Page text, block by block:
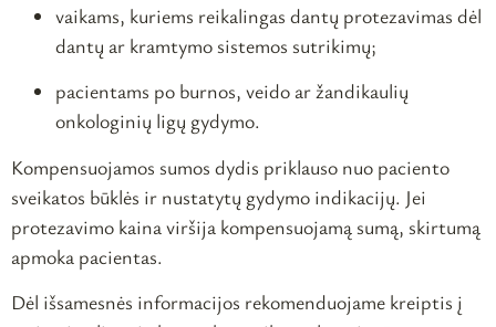
vaikams, kuriems reikalingas dantų protezavimas dėl
dantų ar kramtymo sistemos sutrikimų;
pacientams po burnos, veido ar žandikaulių
onkologinių ligų gydymo.
Kompensuojamos sumos dydis priklauso nuo paciento
sveikatos būklės ir nustatytų gydymo indikacijų. Jei
protezavimo kaina viršija kompensuojamą sumą, skirtumą
apmoka pacientas.
Dėl išsamesnės informacijos rekomenduojame kreiptis į